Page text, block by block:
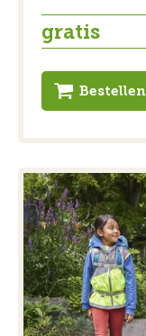
gratis
Bestellen